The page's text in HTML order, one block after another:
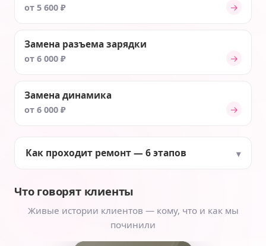
от 5 600 ₽ →
Замена разъема зарядки
от 6 000 ₽ →
Замена динамика
от 6 000 ₽ →
Как проходит ремонт — 6 этапов
Что говорят клиенты
Живые истории клиентов — кому, что и как мы
починили